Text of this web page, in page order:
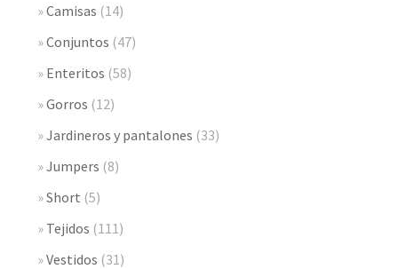
Camisas (14)
Conjuntos (47)
Enteritos (58)
Gorros (12)
Jardineros y pantalones (33)
Jumpers (8)
Short (5)
Tejidos (111)
Vestidos (31)